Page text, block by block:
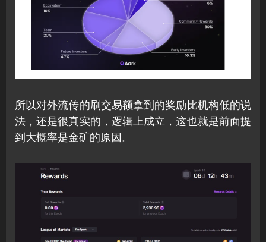
所以对外流传的刷交易额拿到的奖励比机构低的说
法，还是很真实的，逻辑上成立，这也就是前面提
到大概率是金矿的原因。